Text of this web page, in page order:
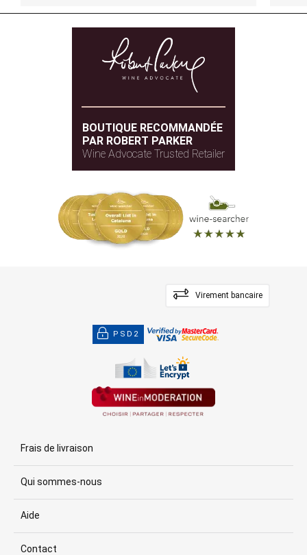
BOUTIQUE RECOMMANDÉE
PAR ROBERT PARKER
Wine Advocate Trusted Retailer
Virement bancaire
PSD2
Frais de livraison
Qui sommes-nous
Aide
Contact